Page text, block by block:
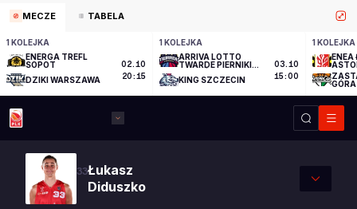
MECZE TABELA
1 KOLEJKA
ENERGA TREFL
SOPOT
DZIKI WARSZAWA
02.10
20:15
1 KOLEJKA
ARRIVA LOTTO
TWARDE PIERNIKI
KING SZCZECIN
03.10
15:00
1 KOLEJKA
ENEA
GÓRA
33Łukasz
Diduszko